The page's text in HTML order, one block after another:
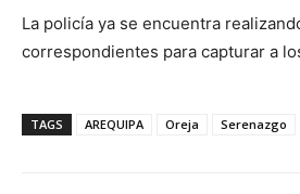
La policía ya se encuentra
correspondientes para capturar a
TAGS AREQUIPA Oreja Serenazgo